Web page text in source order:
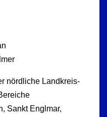
nördliche Landkreis-
Sankt Englmar,